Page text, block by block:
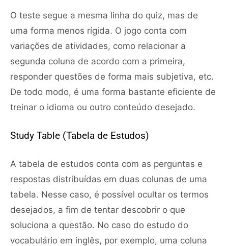
O teste segue a mesma linha do quiz, mas de
uma forma menos rígida. O jogo conta com
variações de atividades, como relacionar a
segunda coluna de acordo com a primeira,
responder questões de forma mais subjetiva, etc.
De todo modo, é uma forma bastante eficiente de
treinar o idioma ou outro conteúdo desejado.
Study Table (Tabela de Estudos)
A tabela de estudos conta com as perguntas e
respostas distribuídas em duas colunas de uma
tabela. Nesse caso, é possível ocultar os termos
desejados, a fim de tentar descobrir o que
soluciona a questão. No caso do estudo do
vocabulário em inglês, por exemplo, uma coluna